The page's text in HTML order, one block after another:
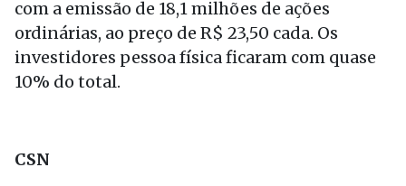
com a emissão de 18,1 milhões de ações
ordinárias, ao preço de R$ 23,50 cada. Os
investidores pessoa física ficaram com quase
10% do total.
CSN